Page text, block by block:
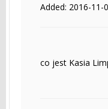
Added: 2016-11-
co jest Kasia